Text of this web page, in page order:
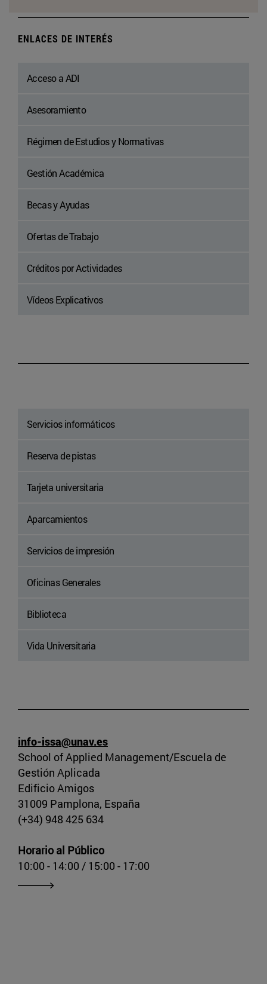
ENLACES DE INTERÉS
Acceso a ADI
Asesoramiento
Régimen de Estudios y Normativas
Gestión Académica
Becas y Ayudas
Ofertas de Trabajo
Créditos por Actividades
Vídeos Explicativos
Servicios informáticos
Reserva de pistas
Tarjeta universitaria
Aparcamientos
Servicios de impresión
Oficinas Generales
Biblioteca
Vida Universitaria
info-issa@unav.es
School of Applied Management/Escuela de
Gestión Aplicada
Edificio Amigos
31009 Pamplona, España
(+34) 948 425 634
Horario al Público
10:00 - 14:00 / 15:00 - 17:00